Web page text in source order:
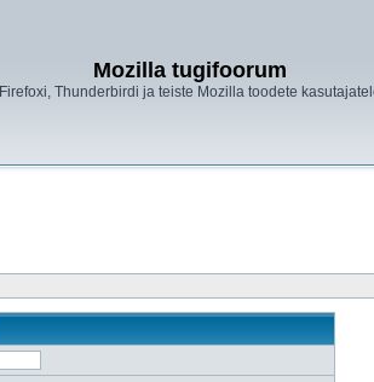
Mozilla tugifoorum
Firefoxi, Thunderbirdi ja teiste Mozilla toodete